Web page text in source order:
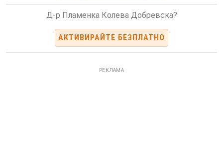
Д-р Пламенка Колева Добревска?
АКТИВИРАЙТЕ БЕЗПЛАТНО
РЕКЛАМА